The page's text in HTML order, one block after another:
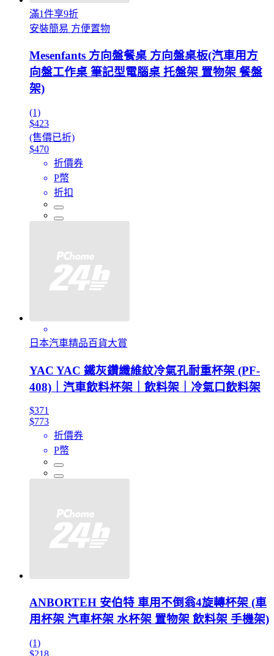
滿1件享9折
安裝簡易 方便置物
Mesenfants 方向盤餐桌 方向盤桌板(汽車用方
向盤工作桌 筆記型電腦桌 托盤架 置物架 餐盤
架)
(1)
$423
(售價已折)
$470
折價券
P幣
折扣
日本汽車精品百貨大賞
YAC YAC 鐵灰鑽纖維紋冷氣孔耐重杯架 (PF-
408)｜汽車飲料杯架｜飲料架｜冷氣口飲料架
$371
$773
折價券
P幣
ANBORTEH 安伯特 車用不倒翁4旋轉杯架 (車
用杯架 汽車杯架 水杯架 置物架 飲料架 手機架)
(1)
$218